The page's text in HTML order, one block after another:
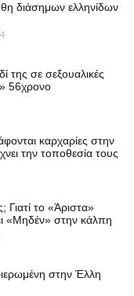
διάσημων ελληνίδων
της σε σεξουαλικές
56χρονο
καρχαρίες στην
την τοποθεσία τους
Γιατί το «Άριστα»
«Μηδέν» στην κάλπη
στην Έλλη